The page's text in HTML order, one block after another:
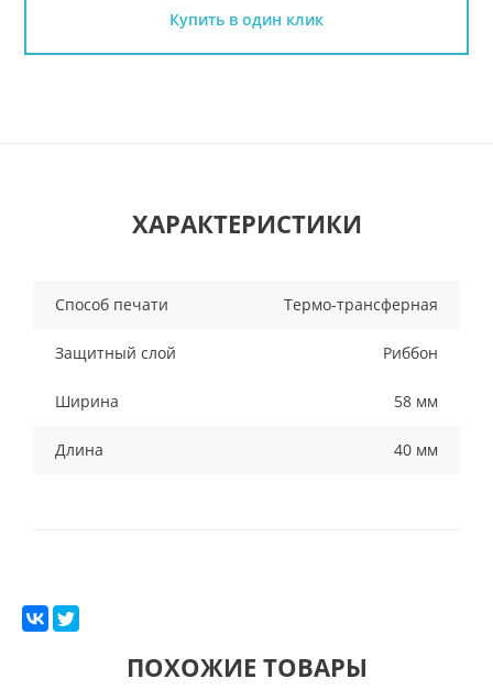
Купить в один клик
ХАРАКТЕРИСТИКИ
Способ печати Термо-трансферная
Защитный слой Риббон
Ширина 58 мм
Длина 40 мм
ПОХОЖИЕ ТОВАРЫ